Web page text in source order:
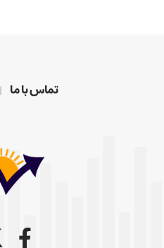
تماس با ما